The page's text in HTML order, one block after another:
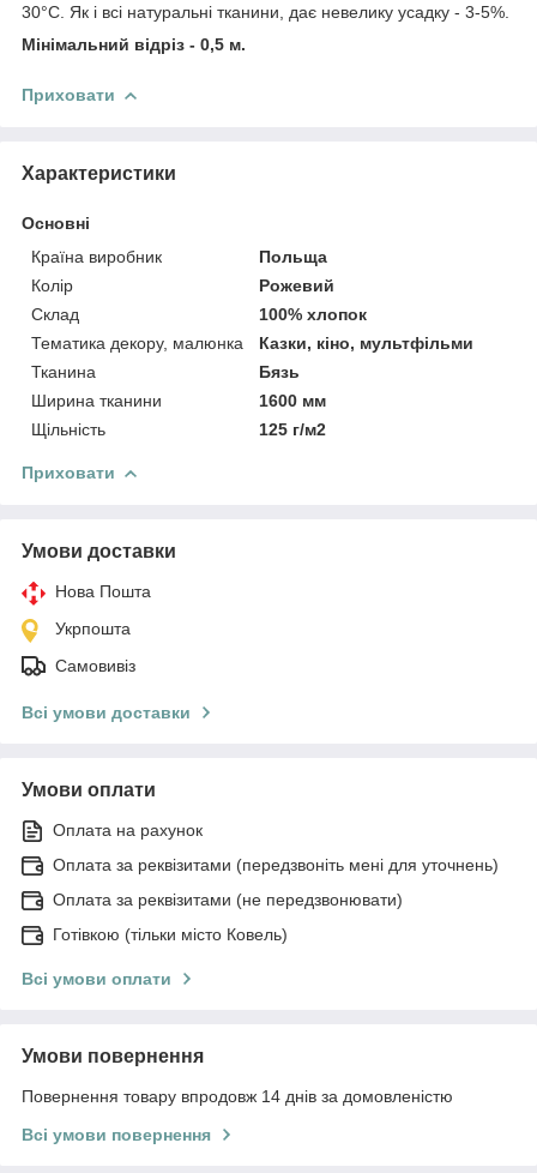
30°С. Як і всі натуральні тканини, дає невелику усадку - 3-5%.
Мінімальний відріз - 0,5 м.
Приховати
Характеристики
Основні
Країна виробник
Польща
Колір
Рожевий
Склад
100% хлопок
Тематика декору, малюнка
Казки, кіно, мультфільми
Тканина
Бязь
Ширина тканини
1600 мм
Щільність
125 г/м2
Приховати
Умови доставки
Нова Пошта
Укрпошта
Самовивіз
Всі умови доставки
Умови оплати
Оплата на рахунок
Оплата за реквізитами (передзвоніть мені для уточнень)
Оплата за реквізитами (не передзвонювати)
Готівкою (тільки місто Ковель)
Всі умови оплати
Умови повернення
Повернення товару впродовж 14 днів за домовленістю
Всі умови повернення